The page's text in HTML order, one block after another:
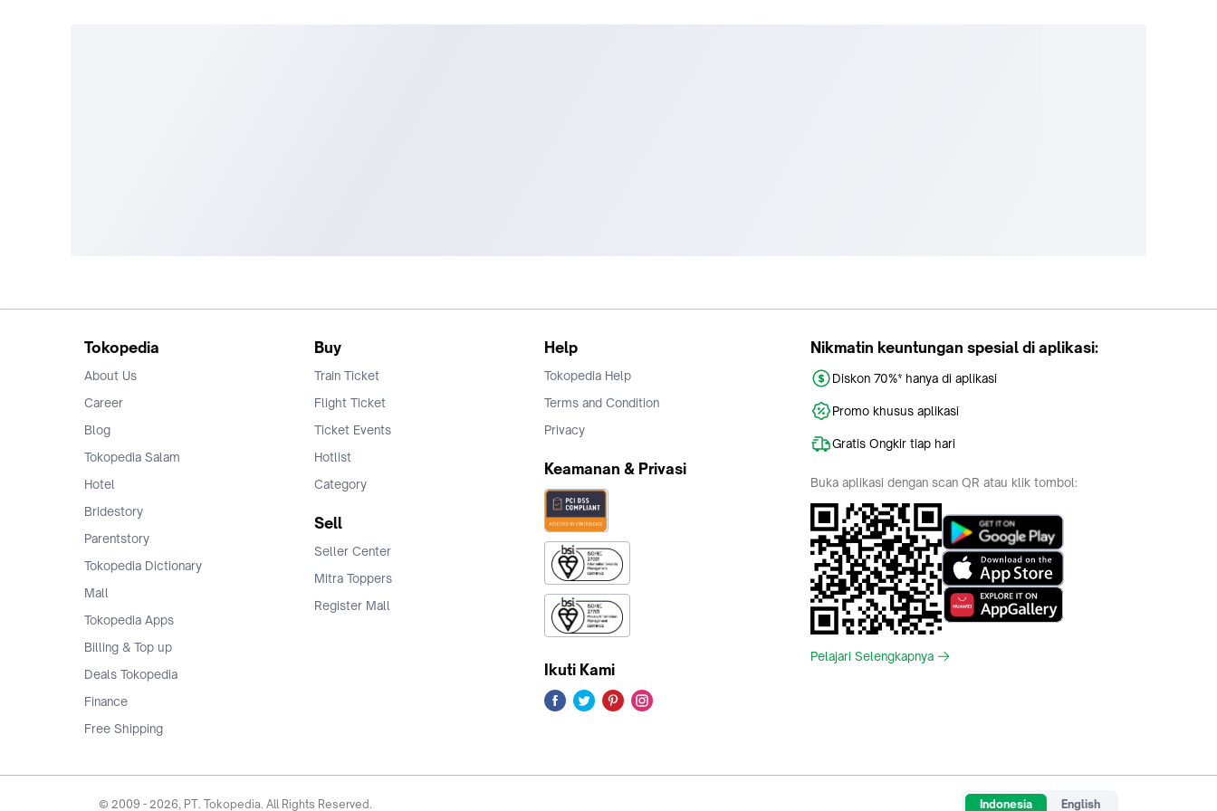
Tokopedia
About Us
Career
Blog
Tokopedia Salam
Hotel
Bridestory
Parentstory
Tokopedia Dictionary
Mall
Tokopedia Apps
Billing & Top up
Deals Tokopedia
Finance
Free Shipping
Buy
Train Ticket
Flight Ticket
Ticket Events
Hotlist
Category
Sell
Seller Center
Mitra Toppers
Register Mall
Help
Tokopedia Help
Terms and Condition
Privacy
Keamanan & Privasi
Ikuti Kami
Nikmatin keuntungan spesial di aplikasi:
Diskon 70%* hanya di aplikasi
Promo khusus aplikasi
Gratis Ongkir tiap hari
Buka aplikasi dengan scan QR atau klik tombol:
Pelajari Selengkapnya
© 2009 - 2026, PT. Tokopedia. All Rights Reserved. Indonesia English